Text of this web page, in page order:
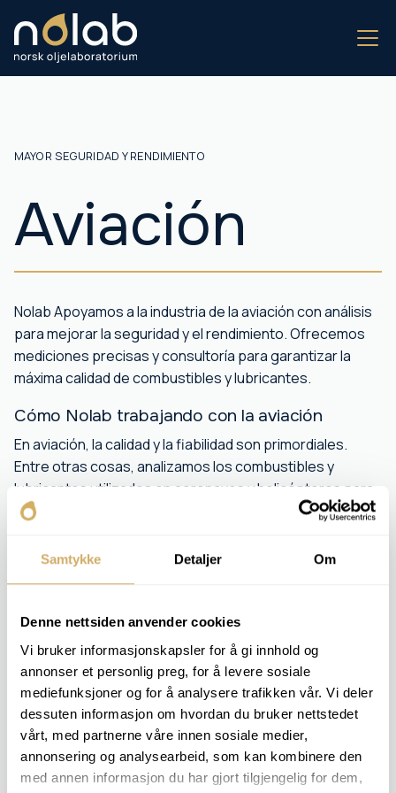
Samtykke Detaljer Om
Denne nettsiden anvender cookies
Vi bruker informasjonskapsler for å gi innhold og
annonser et personlig preg, for å levere sosiale
mediefunksjoner og for å analysere trafikken vår. Vi deler
dessuten informasjon om hvordan du bruker nettstedet
vårt, med partnerne våre innen sosiale medier,
annonsering og analysearbeid, som kan kombinere den
med annen informasjon du har gjort tilgjengelig for dem,
MAYOR SEGURIDAD Y RENDIMIENTO
Aviación
Nolab Apoyamos a la industria de la aviación con análisis
para mejorar la seguridad y el rendimiento. Ofrecemos
mediciones precisas y consultoría para garantizar la
máxima calidad de combustibles y lubricantes.
Cómo Nolab trabajando con la aviación
En aviación, la calidad y la fiabilidad son primordiales.
Entre otras cosas, analizamos los combustibles y
lubricantes utilizados en aeronaves y helicópteros para
garantizar el cumplimiento de las especificaciones y
Nuestros servicios contribuyen a:
Detección temprana de la contaminación
Documentación para mantenimiento y cumplimiento
normativo
COMPONENTES RELEVANTES